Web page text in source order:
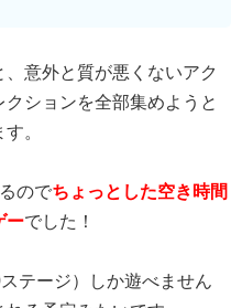
意外と質が悪くないアク
ションを全部集めようと
。
のでちょっとした空き時間
ーでした！
テージ）しか遊べません